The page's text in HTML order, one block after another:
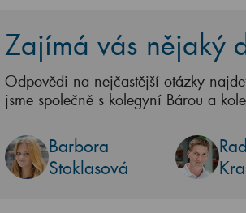
Zajímá vás nějaký
Odpovědi na nejčastější otázky
jsme společně s kolegyní Bárou a
Barbora
Stoklasová